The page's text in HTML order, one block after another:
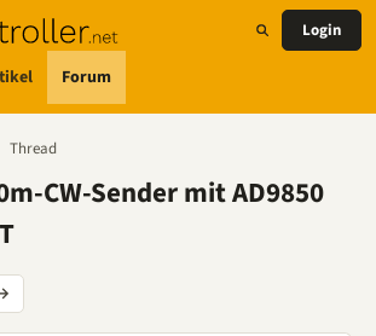
Forum
Login
Thread
CW-Sender mit AD9850